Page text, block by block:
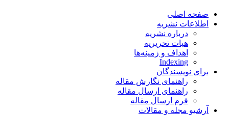
صفحه اصلی
اطلاعات نشریه
درباره نشریه
هیات تحریریه
اهداف و زمینه‌ها
Indexing
برای نویسندگان
راهنمای نگارش مقاله
راهنمای ارسال مقاله
فرم ارسال مقاله
آرشیو مجله و مقالات